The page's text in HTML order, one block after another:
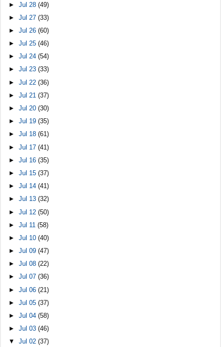
►Jul 28(49)
►Jul 27(33)
►Jul 26(60)
►Jul 25(46)
►Jul 24(54)
►Jul 23(33)
►Jul 22(36)
►Jul 21(37)
►Jul 20(30)
►Jul 19(35)
►Jul 18(61)
►Jul 17(41)
►Jul 16(35)
►Jul 15(37)
►Jul 14(41)
►Jul 13(32)
►Jul 12(50)
►Jul 11(58)
►Jul 10(40)
►Jul 09(47)
►Jul 08(22)
►Jul 07(36)
►Jul 06(21)
►Jul 05(37)
►Jul 04(58)
►Jul 03(46)
▼Jul 02(37)